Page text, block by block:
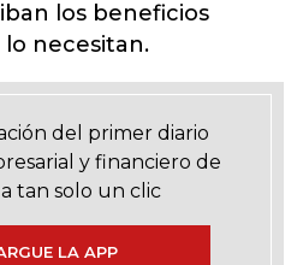
los beneficios
necesitan.
del primer diario
y financiero de
tan solo un clic
LA APP